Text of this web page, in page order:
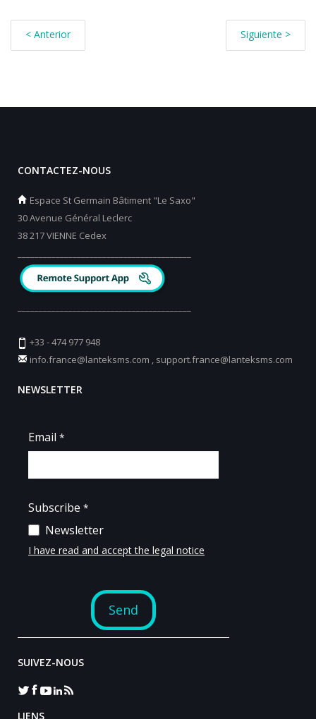
< Anterior Siguiente >
CONTACTEZ-NOUS
Espace St Germain Bâtiment "Le Saxo"
30 Avenue Général Leclerc
38 217 VIENNE Cedex
+33 - 474 977 948
info.france@lanteksms.com , support.france@lanteksms.com
NEWSLETTER
SUIVEZ-NOUS
LIENS